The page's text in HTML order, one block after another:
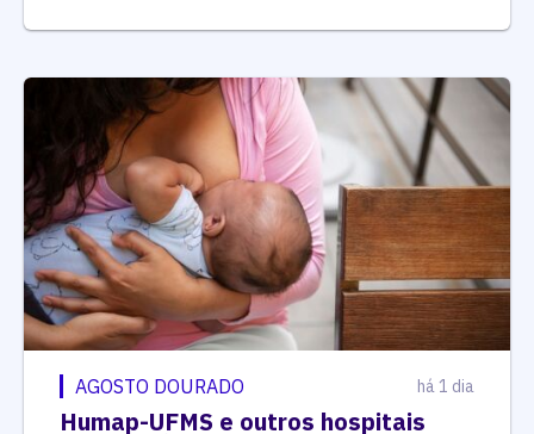
AGOSTO DOURADO há 1 dia
Humap-UFMS e outros hospitais